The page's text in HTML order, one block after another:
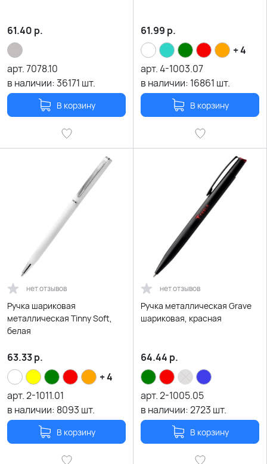
61.40 р.
арт.7078.10
в наличии:36171 шт.
В корзину
61.99 р.
+ 4
арт.4-1003.07
в наличии: 16861 шт.
В корзину
нет отзывов
Ручка шариковая
металлическая Tinny Soft,
белая
63.33р.
+ 4
арт.2-1011.01
в наличии: 8093 шт.
В корзину
нет отзывов
Ручка металлическая Grave
шариковая, красная
64.44 р.
арт.2-1005.05
в наличии:2723 шт.
В корзину